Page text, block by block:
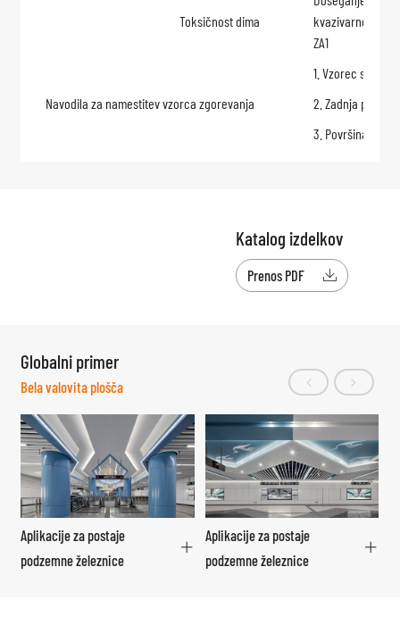
Toksičnost dima
kvazivarnostne
ZA1
Navodila za namestitev vzorca zgorevanja
1. Vzorec se
2. Zadnja plošča
3. Površina
Katalog izdelkov
Prenos PDF 
Globalni primer
Bela valovita plošča
Aplikacije za postaje
podzemne železnice
Aplikacije za postaje
podzemne železnice